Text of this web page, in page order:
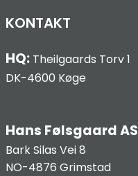
KONTAKT
HQ: Theilgaards Torv 1
DK-4600 Køge
Hans Følsgaard AS
Bark Silas Vei 8
NO-4876 Grimstad